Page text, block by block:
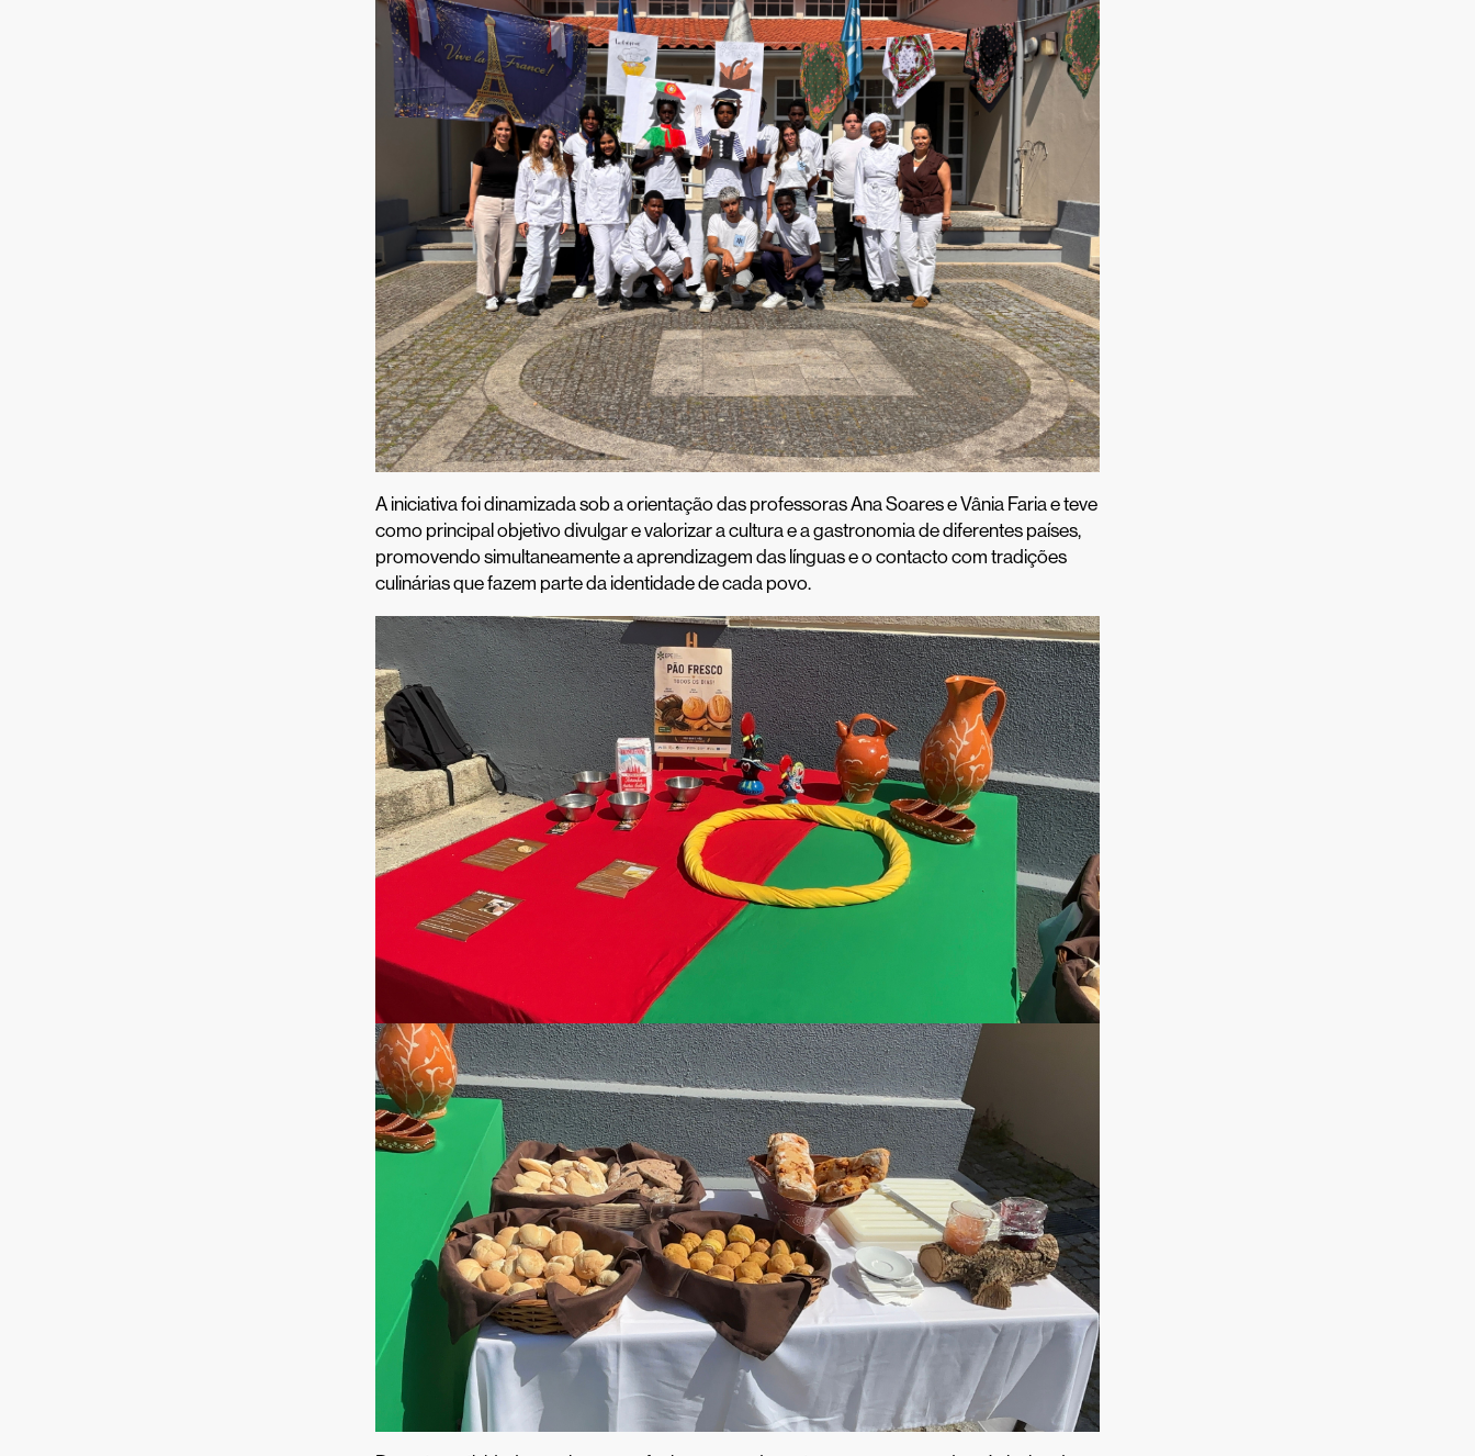
A iniciativa foi dinamizada sob a orientação das professoras Ana Soares e Vânia Faria e teve
como principal objetivo divulgar e valorizar a cultura e a gastronomia de diferentes países,
promovendo simultaneamente a aprendizagem das línguas e o contacto com tradições
culinárias que fazem parte da identidade de cada povo.